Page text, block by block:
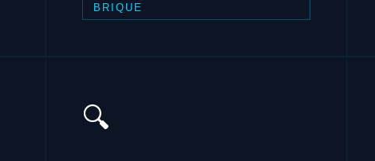
BRIQUE
🔍